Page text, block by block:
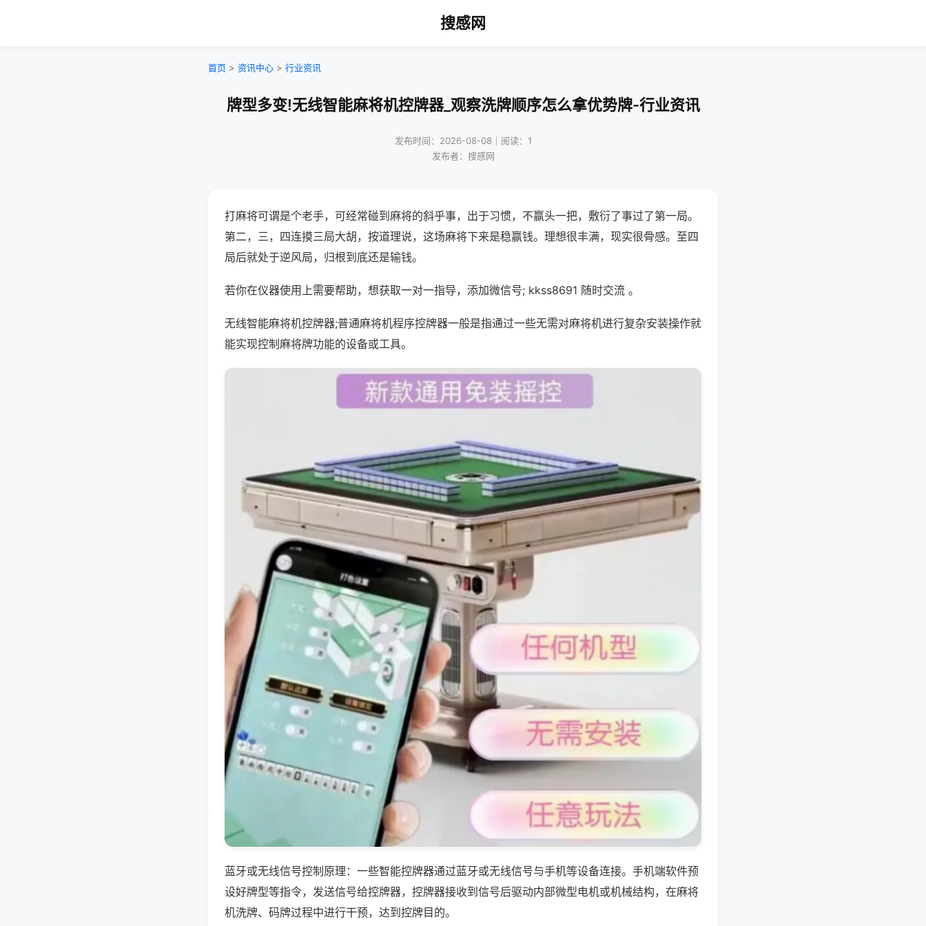
搜感网
首页 > 资讯中心 > 行业资讯
牌型多变!无线智能麻将机控牌器_观察洗牌顺序怎么拿优势牌-行业资讯
发布时间：2026-08-08｜阅读：1
发布者：搜感网
打麻将可谓是个老手，可经常碰到麻将的斜乎事，出于习惯，不赢头一把，敷衍了事过了第一局。
第二，三，四连摸三局大胡，按道理说，这场麻将下来是稳赢钱。理想很丰满，现实很骨感。至四
局后就处于逆风局，归根到底还是输钱。
若你在仪器使用上需要帮助，想获取一对一指导，添加微信号; kkss8691 随时交流 。
无线智能麻将机控牌器;普通麻将机程序控牌器一般是指通过一些无需对麻将机进行复杂安装操作就
能实现控制麻将牌功能的设备或工具。
蓝牙或无线信号控制原理：一些智能控牌器通过蓝牙或无线信号与手机等设备连接。手机端软件预
设好牌型等指令，发送信号给控牌器，控牌器接收到信号后驱动内部微型电机或机械结构，在麻将
机洗牌、码牌过程中进行干预，达到控牌目的。